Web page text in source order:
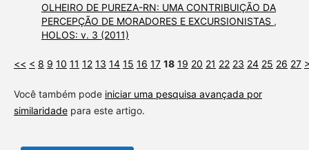
OLHEIRO DE PUREZA-RN: UMA CONTRIBUIÇÃO DA
PERCEPÇÃO DE MORADORES E EXCURSIONISTAS ,
HOLOS: v. 3 (2011)
<< < 8 9 10 11 12 13 14 15 16 17 18 19 20 21 22 23 24 25 26 27
Você também pode iniciar uma pesquisa avançada por
similaridadepara este artigo.